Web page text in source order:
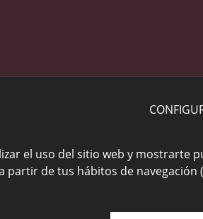
el uso del sitio web y mostrarte
de tus hábitos de navegación